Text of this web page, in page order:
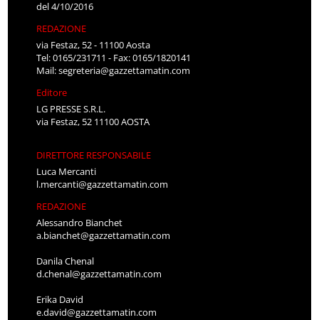
del 4/10/2016
REDAZIONE
via Festaz, 52 - 11100 Aosta
Tel: 0165/231711 - Fax: 0165/1820141
Mail:segreteria@gazzettamatin.com
Editore
LG PRESSE S.R.L.
via Festaz, 52 11100 AOSTA
DIRETTORE RESPONSABILE
Luca Mercanti
l.mercanti@gazzettamatin.com
REDAZIONE
Alessandro Bianchet
a.bianchet@gazzettamatin.com
Danila Chenal
d.chenal@gazzettamatin.com
Erika David
e.david@gazzettamatin.com